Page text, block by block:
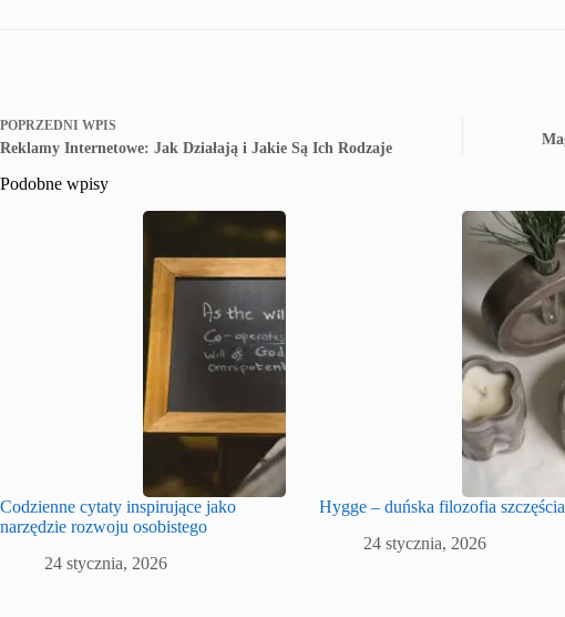
POPRZEDNI WPIS
Reklamy Internetowe: Jak Działają i Jakie Są Ich Rodzaje
Podobne wpisy
Codzienne cytaty inspirujące jako
narzędzie rozwoju osobistego
24 stycznia, 2026
Hygge – duńska filozofia szczęścia
24 stycznia, 2026